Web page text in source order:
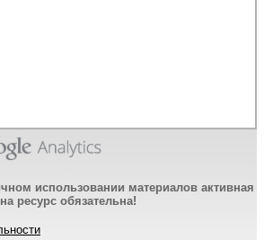
использовании материалов активная
ресурс обязательна!